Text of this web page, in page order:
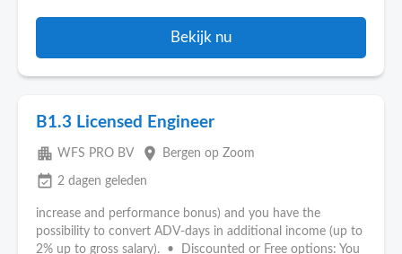
Bekijk nu
B1.3 Licensed Engineer
apartment WFS PRO BV place Bergen op Zoom
event_available 2 dagen geleden
increase and performance bonus) and you have the
possibility to convert ADV-days in additional income (up to
2% up to gross salary). • Discounted or Free options: You